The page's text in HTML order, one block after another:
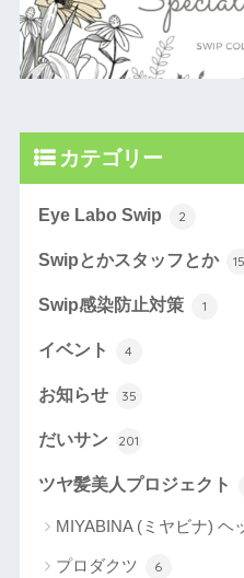
カテゴリー
Eye Labo Swip 2
Swipとかスタッフとか 15
Swip感染防止対策 1
イベント 4
お知らせ 35
だいサン 201
ツヤ髪美人プロジェクト
MIYABINA (ミヤビナ) ヘ
プロダクツ 6